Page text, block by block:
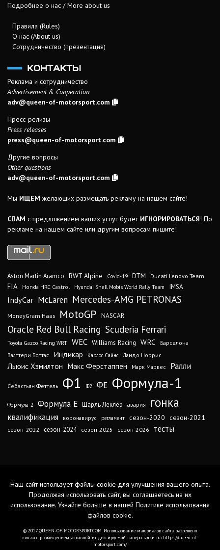
Подробнее о нас / More about us
Правила (Rules)
О нас (About us)
Сотрудничество (презентация)
КОНТАКТЫ
Реклама и сотрудничество
Advertisement & Cooperation
adv@queen-of-motorsport.com
Пресс-релизы
Press releases
press@queen-of-motorsport.com
Другие вопросы
Other questions
adv@queen-of-motorsport.com
Мы ИЩЕМ желающих размещать рекламу на нашем сайте!
СПАМ с предложением ваших услуг будет ИГНОРИРОВАТЬСЯ! По
рекламе на нашем сайте или другим вопросам пишите!
Aston Martin Aramco BWT Alpine Covid-19 DTM Ducati Lenovo Team
FIA Honda HRC Castrol Hyundai Shell Mobis World Rally Team IMSA
IndyCar McLaren Mercedes-AMG PETRONAS
MoneyGram Haas MotoGP NASCAR
Oracle Red Bull Racing Scuderia Ferrari
Toyota Gazoo Racing WRT WEC Williams Racing WRC
Барселона
Валттери Боттас
Индикар Карлос Сайнс Ландо Норрис
Льюис Хэмилтон Макс Ферстаппен Марк Маркес Ралли
Себастьян Феттель Ф1 Ф2 ФЕ Формула-1
Формула-2 Формула Е Шарль Леклер авария гонка
квалификация коронавирус регламент сезон-2020 сезон-2021
сезон-2022 сезон-2024 сезон-2025 сезон-2026 тесты
Наш сайт использует файлы cookie для улучшения вашего опыта.
Продолжая использовать сайт, вы соглашаетесь на их
использование. Узнайте больше в нашей Политике использования
файлов cookie.
© 2017 QUEEN-OF-MOTORSPORT.COM. Использование материалов сайта разрешено
только с размещением активной индексируемой гиперссылки на https://queen-of-
motorsport.com/